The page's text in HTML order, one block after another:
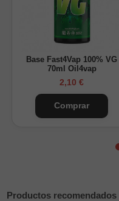
Añade base PG/VG y
bote. Incluso si prefieres
base para un resultado
Base Fast4Vap 100% VG
70ml Oil4vap
2,10 €
Comprar
Productos recomendados